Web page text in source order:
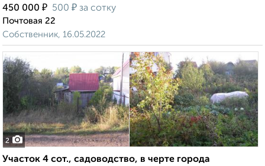
450 000 ₽ 500 ₽ за сотку
Почтовая 22
Собственник, 16.05.2022
2
Участок 4 сот., садоводство, в черте города